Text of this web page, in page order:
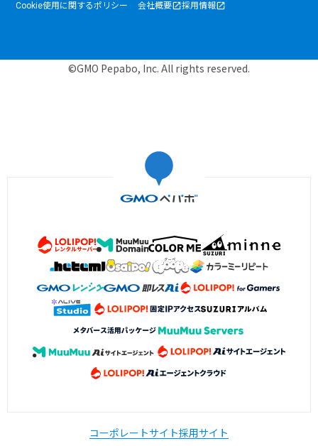
Cookie使用に関するポリシー
会社概要 採用情報
©GMO Pepabo, Inc. All rights reserved.
コーポレートサイト採用サイト